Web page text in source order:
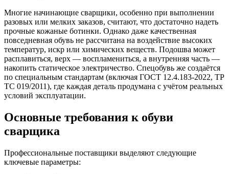
Многие начинающие сварщики, особенно при выполнении
разовых или мелких заказов, считают, что достаточно надеть
прочные кожаные ботинки. Однако даже качественная
повседневная обувь не рассчитана на воздействие высоких
температур, искр или химических веществ. Подошва может
расплавиться, верх — воспламениться, а внутренняя часть —
накопить статическое электричество. Спецобувь же создаётся
по специальным стандартам (включая ГОСТ 12.4.183-2022, ТР
ТС 019/2011), где каждая деталь продумана с учётом реальных
условий эксплуатации.
Основные требования к обуви
сварщика
Профессиональные поставщики выделяют следующие
ключевые параметры: